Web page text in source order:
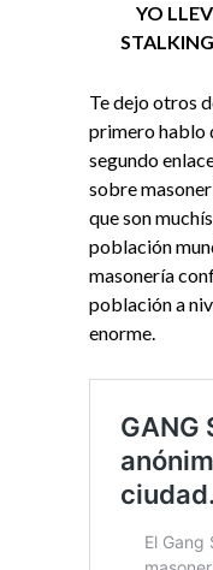
YO
Te dejo otros
primero hablo
segundo
sobre
que son
población
masonería
población a
enorme.